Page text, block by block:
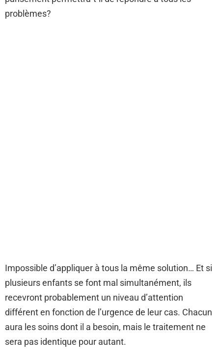
problèmes?
Impossible d’appliquer à tous la même solution… Et si
plusieurs enfants se font mal simultanément, ils
recevront probablement un niveau d’attention
différent en fonction de l’urgence de leur cas. Chacun
aura les soins dont il a besoin, mais le traitement ne
sera pas identique pour autant.